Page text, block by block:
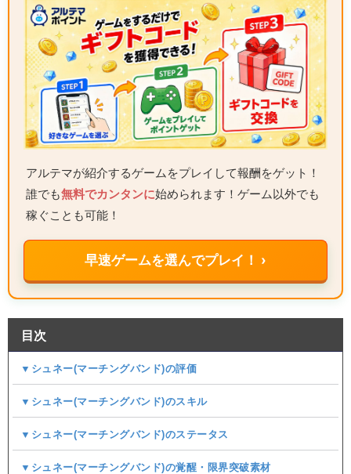
アルテマが紹介するゲームをプレイして報酬をゲット！
誰でも無料でカンタンに始められます！ゲーム以外でも
稼ぐことも可能！
早速ゲームを選んでプレイ！ ›
目次
▼シュネー(マーチングバンド)の評価
▼シュネー(マーチングバンド)のスキル
▼シュネー(マーチングバンド)のステータス
▼シュネー(マーチングバンド)の覚醒・限界突破素材